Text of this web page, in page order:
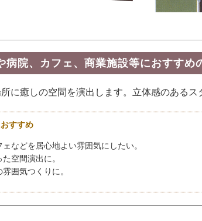
病院、カフェ、商業施設等におすすめ
に癒しの空間を演出します。立体感のあるス
すすめ
などを居心地よい雰囲気にしたい。
空間演出に。
囲気つくりに。